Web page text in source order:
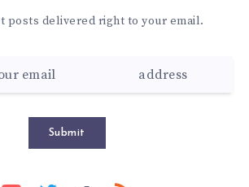
posts delivered right to your email.
Submit